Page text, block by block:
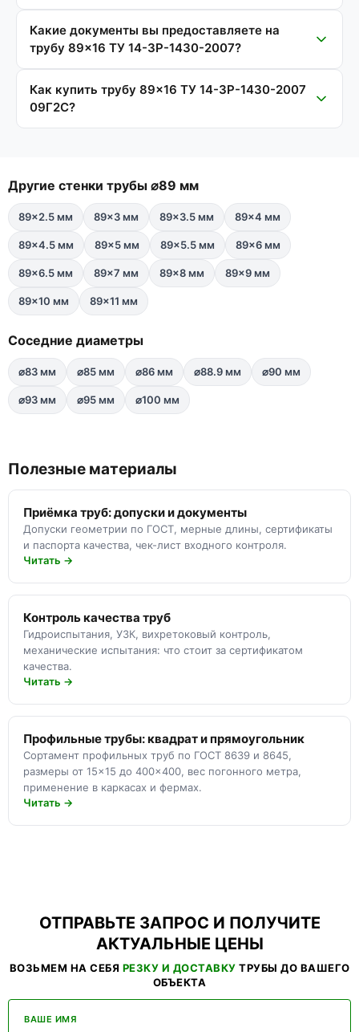
Какие документы вы предоставляете на
трубу 89×16 ТУ 14-3Р-1430-2007?
Как купить трубу 89×16 ТУ 14-3Р-1430-2007
09Г2С?
Другие стенки трубы ⌀89 мм
89×2.5 мм 89×3 мм 89×3.5 мм 89×4 мм
89×4.5 мм 89×5 мм 89×5.5 мм 89×6 мм
89×6.5 мм 89×7 мм 89×8 мм 89×9 мм
89×10 мм 89×11 мм
Соседние диаметры
⌀83 мм ⌀85 мм ⌀86 мм ⌀88.9 мм ⌀90 мм
⌀93 мм ⌀95 мм ⌀100 мм
Полезные материалы
Приёмка труб: допуски и документы
Допуски геометрии по ГОСТ, мерные длины, сертификаты
и паспорта качества, чек-лист входного контроля.
Читать →
Контроль качества труб
Гидроиспытания, УЗК, вихретоковый контроль,
механические испытания: что стоит за сертификатом
качества.
Читать →
Профильные трубы: квадрат и прямоугольник
Сортамент профильных труб по ГОСТ 8639 и 8645,
размеры от 15×15 до 400×400, вес погонного метра,
применение в каркасах и фермах.
Читать →
ОТПРАВЬТЕ ЗАПРОС И ПОЛУЧИТЕ
АКТУАЛЬНЫЕ ЦЕНЫ
ВОЗЬМЕМ НА СЕБЯ РЕЗКУ И ДОСТАВКУ ТРУБЫ ДО ВАШЕГО
ОБЪЕКТА
ВАШЕ ИМЯ